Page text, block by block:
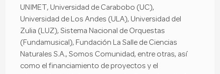
UNIMET, Universidad de Carabobo (UC),
Universidad de Los Andes (ULA), Universidad del
Zulia (LUZ), Sistema Nacional de Orquestas
(Fundamusical), Fundación La Salle de Ciencias
Naturales S.A., Somos Comunidad, entre otras, así
como el financiamiento de proyectos y el